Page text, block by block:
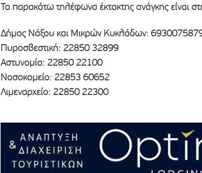
Τα παρακάτω τηλέφωνα έκτακτης ανάγκης είναι
Δήμος Νάξου και Μικρών Κυκλάδων:
Πυροσβεστική: 22850 32899
Αστυνομία: 22850 22100
Νοσοκομείο: 22853 60652
Λιμεναρχείο: 22850 22300